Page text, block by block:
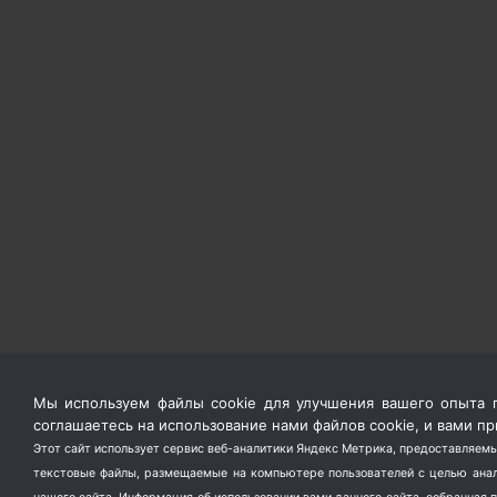
Мы используем файлы cookie для улучшения вашего опыта
соглашаетесь на использование нами файлов cookie, и вами
Этот сайт использует сервис веб-аналитики Яндекс Метрика,
текстовые файлы, размещаемые на компьютере пользователей с целью